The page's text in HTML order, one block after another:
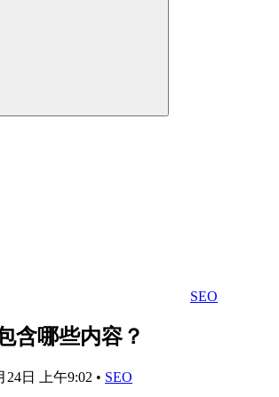
SEO
含哪些内容？
24日 上午9:02 • SEO